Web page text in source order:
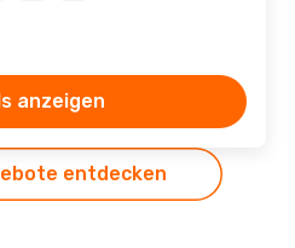
anzeigen
entdecken